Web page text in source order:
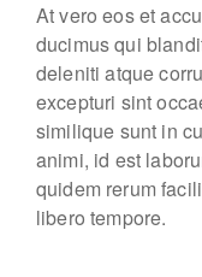
At vero eos et
ducimus qui
deleniti atque
excepturi sint
similique sunt in
animi, id est
quidem rerum
libero tempore.